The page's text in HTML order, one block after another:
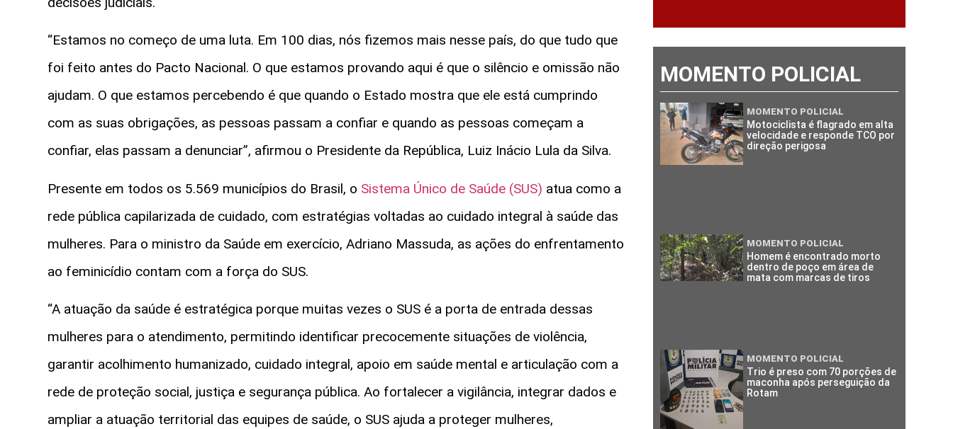
“Estamos no começo de uma luta. Em 100 dias, nós fizemos mais nesse país, do que tudo que
foi feito antes do Pacto Nacional. O que estamos provando aqui é que o silêncio e omissão não
ajudam. O que estamos percebendo é que quando o Estado mostra que ele está cumprindo
com as suas obrigações, as pessoas passam a confiar e quando as pessoas começam a
confiar, elas passam a denunciar”, afirmou o Presidente da República, Luiz Inácio Lula da Silva.
Presente em todos os 5.569 municípios do Brasil, o Sistema Único de Saúde (SUS) atua como a
rede pública capilarizada de cuidado, com estratégias voltadas ao cuidado integral à saúde das
mulheres. Para o ministro da Saúde em exercício, Adriano Massuda, as ações do enfrentamento
ao feminicídio contam com a força do SUS.
“A atuação da saúde é estratégica porque muitas vezes o SUS é a porta de entrada dessas
mulheres para o atendimento, permitindo identificar precocemente situações de violência,
garantir acolhimento humanizado, cuidado integral, apoio em saúde mental e articulação com a
rede de proteção social, justiça e segurança pública. Ao fortalecer a vigilância, integrar dados e
ampliar a atuação territorial das equipes de saúde, o SUS ajuda a proteger mulheres,
MOMENTO POLICIAL
MOMENTO POLICIAL
Motociclista é flagrado em alta
velocidade e responde TCO por
direção perigosa
MOMENTO POLICIAL
Homem é encontrado morto
dentro de poço em área de
mata com marcas de tiros
MOMENTO POLICIAL
Trio é preso com 70 porções de
maconha após perseguição da
Rotam